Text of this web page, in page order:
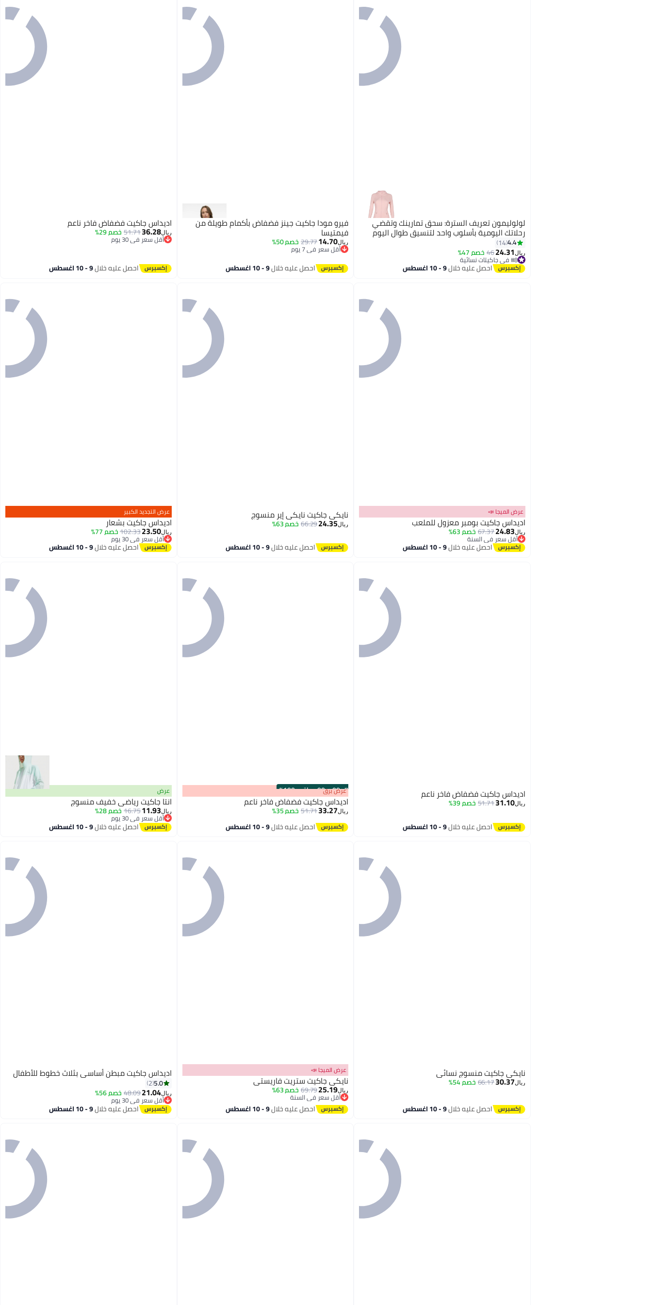
8
لولوليمون تعريف السترة: سحق تمارينك وتقضي
رحلاتك اليومية بأسلوب واحد لتنسيق طوال اليوم
4.4
14
ريال 24.31
46 خصم 47%
#8 في جاكيتات نسائية
#8 في جاكيتات نسائية احصل عليه خلال9 - 10 اغسطس
فيرو مودا جاكيت جينز فضفاض بأكمام طويلة من
فيمتيسا
ريال14.70
29.77خصم 50%
أقل سعر في 7 يوم
أقل سعر في 7 يوم
احصل عليه خلال9 - 10 اغسطس
اديداس جاكيت فضفاض فاخر ناعم
ريال36.28
51.71 خصم 29%
أقل سعر في 30 يوم
أقل سعر في 30 يوم
احصل عليه خلال9 - 10 اغسطس
2
عرض الميجا 📣
اديداس جاكيت بومبر معزول للملعب
ريال24.83
67.37خصم 63%
أقل سعر في السنة
أقل سعر في السنة
احصل عليه خلال9 - 10 اغسطس
نايكي جاكيت نايكي إير منسوج
ريال24.35
66.29خصم 63%
احصل عليه خلال9 - 10 اغسطس
عرض التجديد الكبير
اديداس جاكيت بشعار
ريال23.50
102.33خصم 77%
أقل سعر في 30 يوم
أقل سعر في 30 يوماحصل عليه خلال9 - 10 اغسطس
4
اديداس جاكيت فضفاض فاخر ناعم
ريال31.10
51.71خصم 39%
احصل عليه خلال9 - 10 اغسطس
00m:00s
·باقي 100%
4
عرض برق
اديداس جاكيت فضفاض فاخر ناعم
ريال33.27
51.71خصم 35%
احصل عليه خلال9 - 10 اغسطس
عرض
انتا جاكيت رياضي خفيف منسوج
ريال11.93
16.75 خصم 28%
أقل سعر في 30 يوم
أقل سعر في 30 يوماحصل عليه خلال9 - 10 اغسطس
3
نايكي جاكيت منسوج نسائي
ريال30.37
66.17خصم 54%
احصل عليه خلال9 - 10 اغسطس 2
عرض الميجا 📣
نايكي جاكيت ستريت فاريستي
ريال25.19
69.79خصم 63%
أقل سعر في السنة
أقل سعر في السنة
احصل عليه خلال9 - 10 اغسطس
اديداس جاكيت مبطن أساسي بثلاث خطوط للأطفال
5.0
2
ريال21.04
48.09 خصم 56%
أقل سعر في 30 يوم
أقل سعر في 30 يوماحصل عليه خلال9 - 10 اغسطس